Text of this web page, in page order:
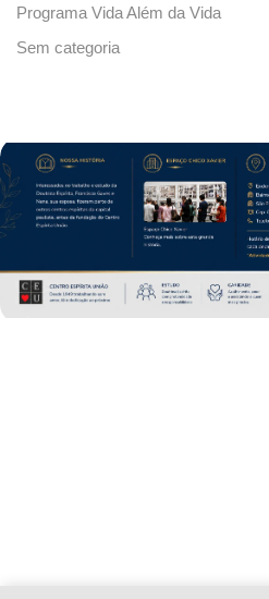
Programa Vida Além da Vida
Sem categoria